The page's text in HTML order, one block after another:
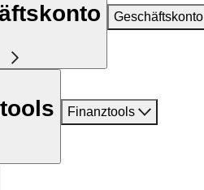
Geschäftskonto
Finanztools